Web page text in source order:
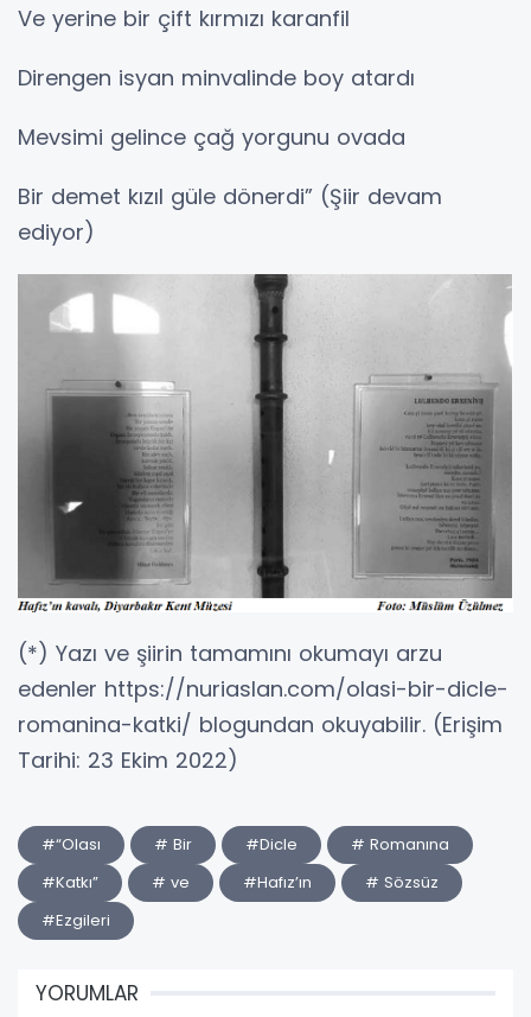
Ve yerine bir çift kırmızı karanfil
Direngen isyan minvalinde boy atardı
Mevsimi gelince çağ yorgunu ovada
Bir demet kızıl güle dönerdi” (Şiir devam
ediyor)
(*) Yazı ve şiirin tamamını okumayı arzu
edenler https://nuriaslan.com/olasi-bir-dicle-
romanina-katki/ blogundan okuyabilir. (Erişim
Tarihi: 23 Ekim 2022)
#“Olası # Bir #Dicle
# Romanına
#Katkı”
# ve #Hafız’ın
# Sözsüz
#Ezgileri
YORUMLAR